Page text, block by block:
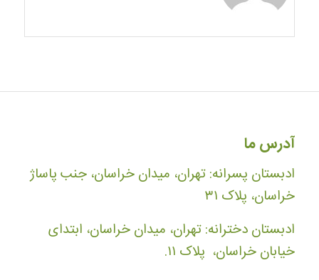
آدرس ما
ادبستان پسرانه: تهران، میدان خراسان، جنب پاساژ
خراسان، پلاک ۳۱
ادبستان دخترانه: تهران، میدان خراسان، ابتدای
خیابان خراسان، پلاک ۱۱.